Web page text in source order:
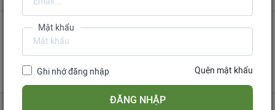
Gửi phản hồi
Liên hệ quảng cáo
Liên hệ đặt báo
tử
Mua bản tin điện tử
Đăng ký diễn đàn
Mật khẩu
Ghi nhớ đăng nhập Quên mật khẩu
ĐĂNG NHẬP